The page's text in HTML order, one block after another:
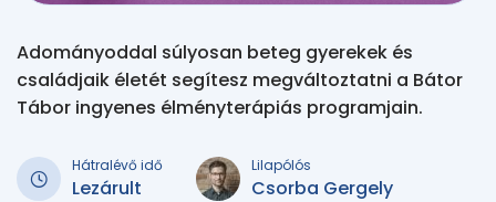
Adományoddal súlyosan beteg gyerekek és
családjaik életét segítesz megváltoztatni a Bátor
Tábor ingyenes élményterápiás programjain.
Hátralévő idő
Lezárult
Lilapólós
Csorba Gergely